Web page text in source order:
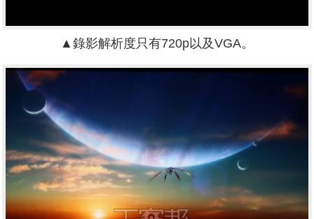
▲錄影解析度只有720p以及VGA。